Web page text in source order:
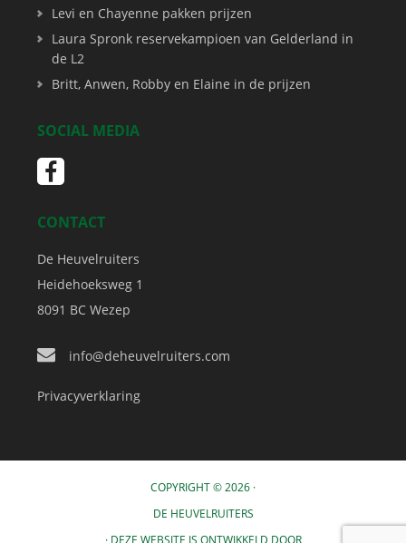
Levi en Chayenne pakken prijzen
Laura Spronk reservekampioen van Gelderland in
de L2
Britt, Anwen, Robby en Elaine in de prijzen
SOCIAL MEDIA
CONTACT
De Heuvelruiters
Heidehoeksweg 1
8091 BC Wezep
info@deheuvelruiters.com
Privacyverklaring
COPYRIGHT © 2026 ·
DE HEUVELRUITERS